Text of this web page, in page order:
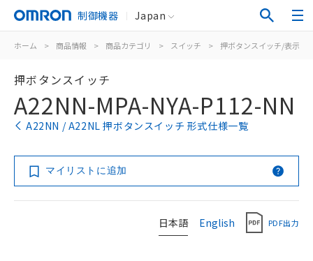
制御機器 Japan
ホーム > 商品情報 > 商品カテゴリ > スイッチ > 押ボタンスイッチ/表示灯
押ボタンスイッチ
A22NN-MPA-NYA-P112-NN
A22NN / A22NL 押ボタンスイッチ 形式仕様一覧
マイリストに追加
日本語 English PDF出力